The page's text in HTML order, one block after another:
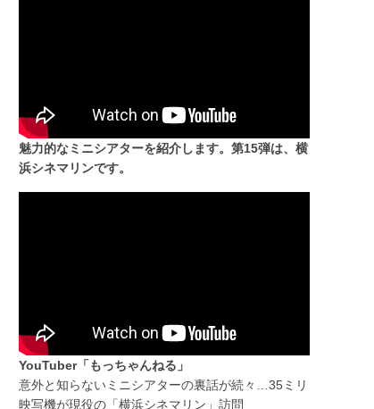
魅力的なミニシアターを紹介します。第15弾は、横
浜シネマリンです。
YouTuber「もっちゃんねる」
意外と知らないミニシアターの裏話が続々…35ミリ
映写機が現役の「横浜シネマリン」訪問